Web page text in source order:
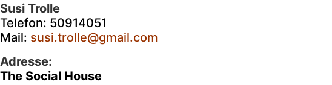
Susi Trolle
Telefon: 50914051
Mail: susi.trolle@gmail.com
Adresse:
The Social House